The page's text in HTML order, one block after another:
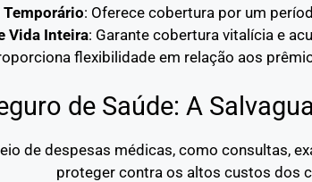
Temporário: Oferece cobertura por um
Vida Inteira: Garante cobertura vitalícia e
flexibilidade em relação aos
de Saúde: A
de despesas médicas, como consultas,
proteger contra os altos custos dos